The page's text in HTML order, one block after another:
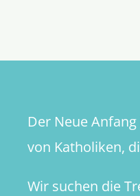
Der Neue
von Katholiken,
Wir suchen die